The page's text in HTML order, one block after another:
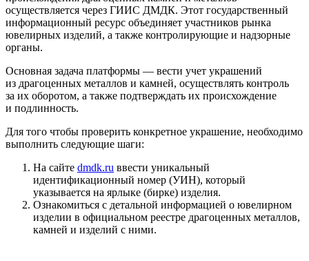
осуществляется через ГИИС ДМДК. Этот государственный
информационный ресурс объединяет участников рынка
ювелирных изделий, а также контролирующие и надзорные
органы.
Основная задача платформы — вести учет украшений
из драгоценных металлов и камней, осуществлять контроль
за их оборотом, а также подтверждать их происхождение
и подлинность.
Для того чтобы проверить конкретное украшение, необходимо
выполнить следующие шаги:
На сайте dmdk.ru ввести уникальный
идентификационный номер (УИН), который
указывается на ярлыке (бирке) изделия.
Ознакомиться с детальной информацией о ювелирном
изделии в официальном реестре драгоценных металлов,
камней и изделий с ними.